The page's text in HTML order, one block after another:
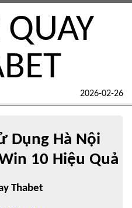
2026-02-26
Dụng Hà Nội
10 Hiệu Quả
Thabet